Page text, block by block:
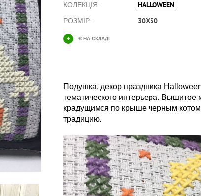
КОЛЕКЦІЯ: HALLOWEEN
РОЗМІР: 30Х50
+ Є НА СКЛАДІ
Подушка, декор праздника
тематического интерьера. Вышитое
крадущимся по крыше черным
традицию.